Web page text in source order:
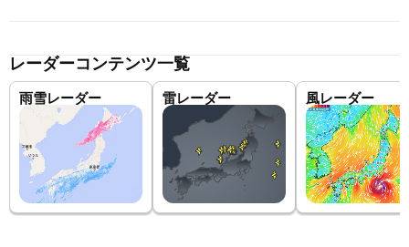
レーダーコンテンツ一覧
雨雪レーダー 雷レーダー 風レーダー